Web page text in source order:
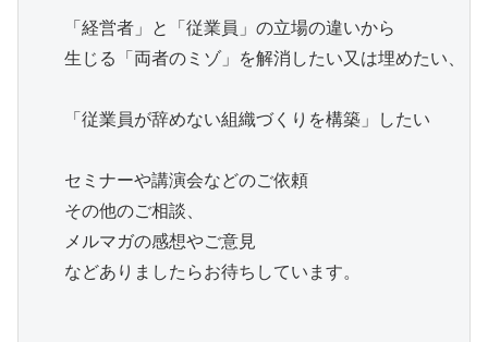
「経営者」と「従業員」の立場の違いから
生じる「両者のミゾ」を解消したい又は埋めたい、
「従業員が辞めない組織づくりを構築」したい
セミナーや講演会などのご依頼
その他のご相談、
メルマガの感想やご意見
などありましたらお待ちしています。